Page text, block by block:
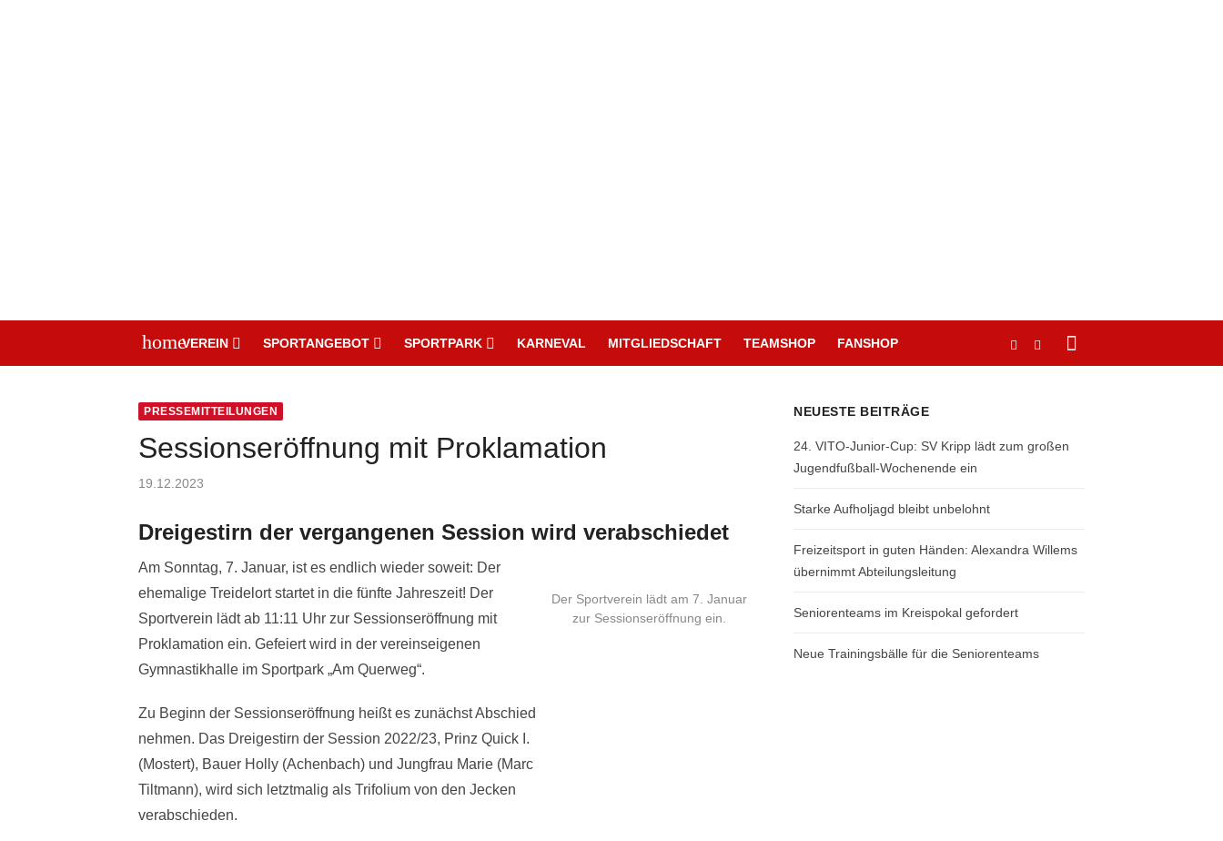
homeVEREIN SPORTANGEBOT SPORTPARK KARNEVAL MITGLIEDSCHAFT TEAMSHOP FANSHOP
PRESSEMITTEILUNGEN
Sessionseröffnung mit Proklamation
Posted
19.12.2023
Dreigestirn der vergangenen Session wird verabschiedet
Am Sonntag, 7. Januar, ist es endlich wieder soweit: Der
ehemalige Treidelort startet in die fünfte Jahreszeit! Der
Sportverein lädt ab 11:11 Uhr zur Sessionseröffnung mit
Proklamation ein. Gefeiert wird in der vereinseigenen
Gymnastikhalle im Sportpark „Am Querweg“.
Zu Beginn der Sessionseröffnung heißt es zunächst Abschied
nehmen. Das Dreigestirn der Session 2022/23, Prinz Quick I.
(Mostert), Bauer Holly (Achenbach) und Jungfrau Marie (Marc
Tiltmann), wird sich letztmalig als Trifolium von den Jecken
verabschieden.
Der Sportverein lädt am 7. Januar
zur Sessionseröffnung ein.
NEUESTE BEITRÄGE
24. VITO-Junior-Cup: SV Kripp lädt zum großen
Jugendfußball-Wochenende ein
Starke Aufholjagd bleibt unbelohnt
Freizeitsport in guten Händen: Alexandra Willems
übernimmt Abteilungsleitung
Seniorenteams im Kreispokal gefordert
Neue Trainingsbälle für die Seniorenteams